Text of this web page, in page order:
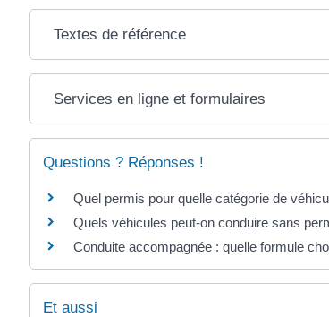
Textes de référence
Services en ligne et formulaires
Questions ? Réponses !
Quel permis pour quelle catégorie de
Quels véhicules peut-on conduire sans
Conduite accompagnée : quelle formule
Et aussi